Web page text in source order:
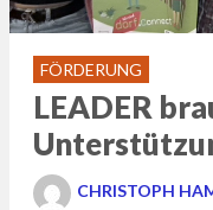
FÖRDERUNG
LEADER
CHRISTOPH